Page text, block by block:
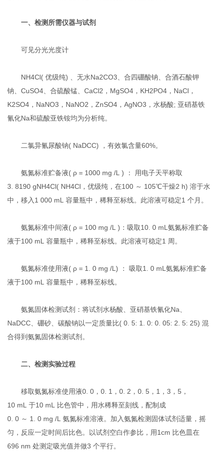
一、检测所需仪器与试剂
可见分光光度计
NH4Cl( 优级纯) 、无水Na2CO3、合四硼酸钠、合酒石酸钾
钠、CuSO4、合硫酸锰、CaCl2，MgSO4，KH2PO4，NaCl，
K2SO4，NaNO3，NaNO2，ZnSO4，AgNO3，水杨酸; 亚硝基铁
氰化Na和硫酸亚铁铵均为分析纯。
二氯异氰尿酸钠( NaDCC) ，有效氯含量60%。
氨氮标准贮备液( ρ = 1000 mg /L ) ： 用电子天平称取
3. 8190 gNH4Cl( NH4Cl，优级纯，在100 ～ 105℃干燥2 h) 溶于水
中，移入1 000 mL 容量瓶中，稀释至标线。此溶液可稳定1 个月。
氨氮标准中间液( ρ = 100 mg /L )：吸取10. 0 mL氨氮标准贮备
液于100 mL 容量瓶中，稀释至标线。此溶液可稳定1 周。
氨氮标准使用液( ρ = 1. 0 mg /L) ： 吸取1. 0 mL氨氮标准贮备
液于100 mL 容量瓶中，稀释至标线。
氨氮固体检测试剂：将试剂水杨酸、亚硝基铁氰化Na、
NaDCC、硼砂、碳酸钠以一定质量比( 0. 5: 1. 0: 0. 05: 2. 5: 25) 混
合得到氨氮固体检测试剂。
二、检测实验过程
移取氨氮标准使用液0. 0，0. 1，0. 2，0. 5，1，3，5，
10 mL 于10 mL 比色管中，用水稀释至刻线，配制成
0. 0 ～ 1. 0 mg /L 氨氮标准溶液。加入氨氮检测固体试剂适量，摇
匀，反应一定时间后比色。以试剂空白作参比，用1cm 比色皿在
696 nm 处测定吸光值并做3 个平行。